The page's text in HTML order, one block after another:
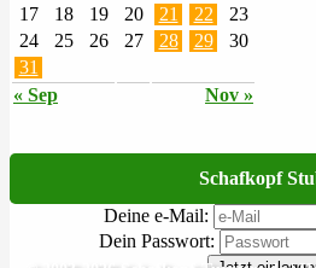
« Sep Nov »
17
18 19 20 21 22
23
24
25 26 27 28 29
30
31
Schafkopf
Deine e-Mail:
Dein Passwort: